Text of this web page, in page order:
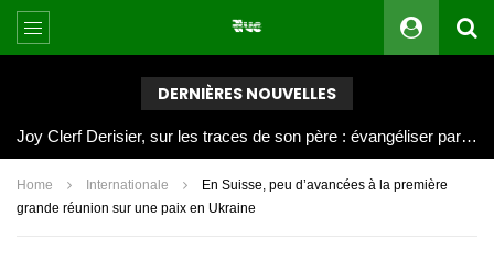
DERNIÈRES NOUVELLES
Joy Clerf Derisier, sur les traces de son père : évangéliser par la musique
Home Internationale
En Suisse, peu d’avancées à la première
grande réunion sur une paix en Ukraine